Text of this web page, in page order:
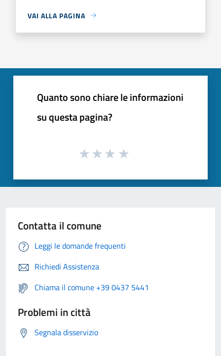
VAI ALLA PAGINA
Quanto sono chiare le informazioni
su questa pagina?
Contatta il comune
Leggi le domande frequenti
Richiedi Assistenza
Chiama il comune +39 0437 5441
Problemi in città
Segnala disservizio